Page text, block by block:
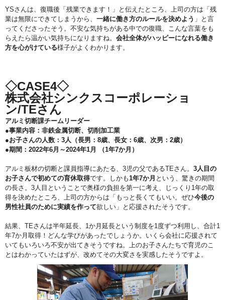
YSさんは、復職後「残業できます！」と伝えたところ、上司の方は「残
業は無限にできてしまうから、 一緒に働き方のルールを決めよう 」と言
ってくださったそう。不安な気持ちがある中での復職、こんな言葉をも
らえたら温かい気持ちになりますね。 会社全体がハッピーになれる働き
方を心がけている様子がよくわかります。
◇CASE4◇
株式会社シンクスコーポレーショ
ン/TEさん
アルミ切断課チームリーダー
●事業内容：非鉄金属切断、切削加工業
●お子さんの人数：3人（長男：8歳、長女：6歳、次男：2歳）
●期間：2022年6月～2024年1月 （1年7か月）
アルミ板材の切断と課員指導にあたる、3児の父であるTEさん。 3人目の
お子さんで初めての育休取得です。しかも1年7か月 という、驚きの期間
の長さ。3人目ということで奥様の負担を第一に考え、じっくり1年の取
得を決めたところ、上司の方からは「もっと長くてもいい。ぜひ今後の
男性社員のために実績を作って欲しい」と応援されたそうです。
結果、TEさんは半年延長、1か月延長という制度を1度ずつ利用し、合計1
年7か月取得！どんな学びがあったでしょうか。いくら会社に応援されて
いてもいろいろ不安が出てきそうですね。上のお子さんたちで育児のこ
とはわかっていたはずが、改めてその大変さを実感したそうですよ。